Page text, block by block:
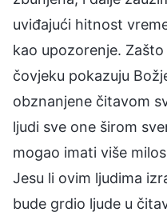
uviđajući hitnost
kao upozorenje.
čovjeku pokazuju
obznanjene čitavom
ljudi sve one širom
mogao imati više
Jesu li ovim ljudima
bude grdio ljude u